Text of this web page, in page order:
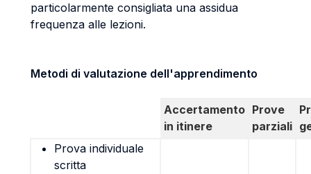
particolarmente consigliata una assidua
frequenza alle lezioni.
Metodi di valutazione dell'apprendimento
Accertamento
in itinere
Prove
parziali
Prova individuale
scritta